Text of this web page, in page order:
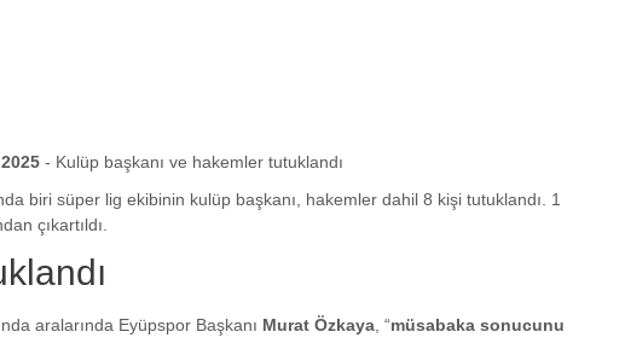
- Kulüp başkanı ve hakemler tutuklandı
biri süper lig ekibinin kulüp başkanı, hakemler dahil 8 kişi tutuklandı. 1
çıkartıldı.
aralarında Eyüpspor Başkanı Murat Özkaya , “müsabaka sonucunu